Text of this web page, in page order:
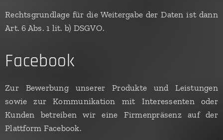
Rechtsgrundlage für die Weitergabe der Daten ist dann
Art. 6 Abs. 1 lit. b) DSGVO.
Facebook
Zur Bewerbung unserer Produkte und Leistungen
sowie zur Kommunikation mit Interessenten oder
Kunden betreiben wir eine Firmenpräsenz auf der
Plattform Facebook.